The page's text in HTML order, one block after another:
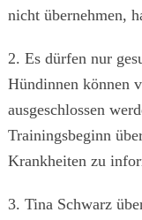
nicht übernehmen,
2. Es dürfen nur
Hündinnen können
ausgeschlossen
Trainingsbeginn
Krankheiten zu
3. Tina Schwarz